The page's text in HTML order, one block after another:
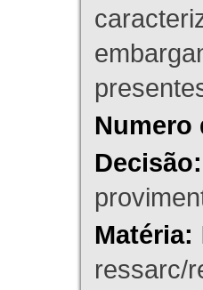
Numero
Decisão:
Matéria:
ressarc/